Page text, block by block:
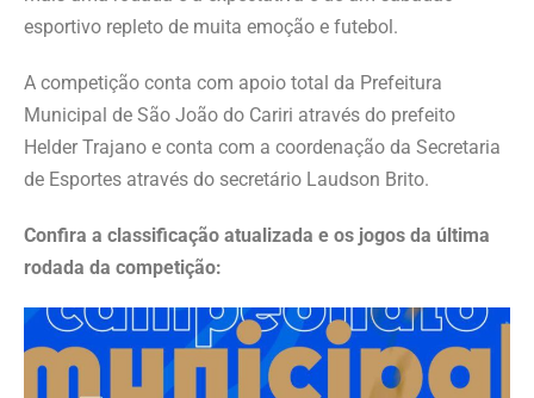
esportivo repleto de muita emoção e futebol.
A competição conta com apoio total da Prefeitura
Municipal de São João do Cariri através do prefeito
Helder Trajano e conta com a coordenação da Secretaria
de Esportes através do secretário Laudson Brito.
Confira a classificação atualizada e os jogos da última
rodada da competição: